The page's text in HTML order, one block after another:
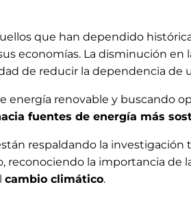
que han dependido
economías. La disminución en
de reducir la dependencia de
energía renovable y buscando
fuentes de energía más
respaldando la investigación
reconociendo la importancia de
cambio climático.